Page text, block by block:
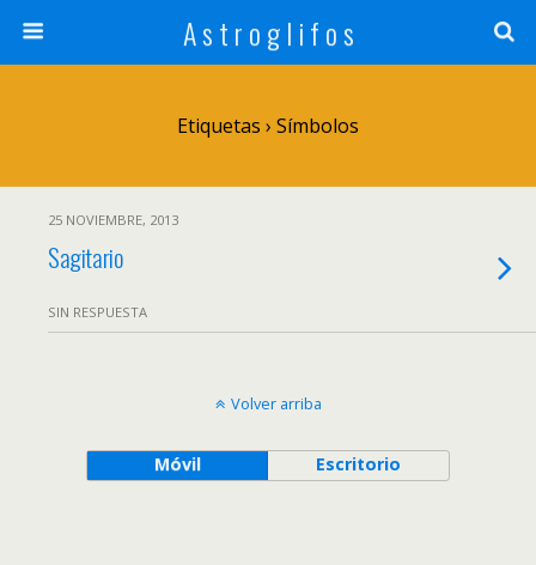
A s t r o g l i f o s
Etiquetas › Símbolos
25 NOVIEMBRE, 2013
Sagitario
SIN RESPUESTA
Volver arriba
Móvil Escritorio